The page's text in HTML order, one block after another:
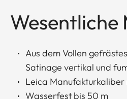
Wesentliche
Aus dem Vollen
Satinage vertikal und
Leica
Wasserfest bis 50 m